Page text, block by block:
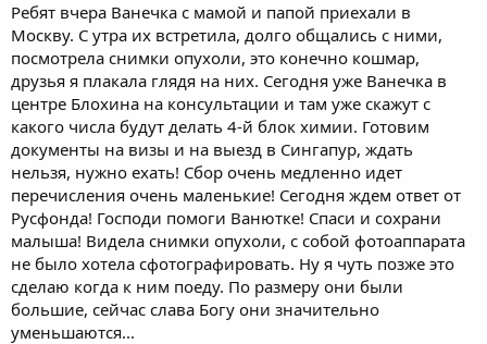
Ребят вчера Ванечка с мамой и папой приехали в
Москву. С утра их встретила, долго общались с ними,
посмотрела снимки опухоли, это конечно кошмар,
друзья я плакала глядя на них. Сегодня уже Ванечка в
центре Блохина на консультации и там уже скажут с
какого числа будут делать 4-й блок химии. Готовим
документы на визы и на выезд в Сингапур, ждать
нельзя, нужно ехать! Сбор очень медленно идет
перечисления очень маленькие! Сегодня ждем ответ от
Русфонда! Господи помоги Ванютке! Спаси и сохрани
малыша! Видела снимки опухоли, с собой фотоаппарата
не было хотела сфотографировать. Ну я чуть позже это
сделаю когда к ним поеду. По размеру они были
большие, сейчас слава Богу они значительно
уменьшаются...